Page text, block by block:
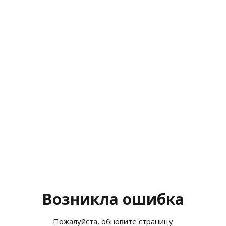
Возникла ошибка
Пожалуйста, обновите страницу